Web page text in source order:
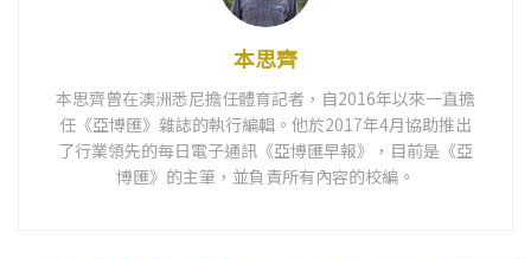
本思齊
本思齊曾在澳洲悉尼擔任體育記者，自2016年以來一直擔
任《亞博匯》雜誌的執行編輯。他於2017年4月協助推出
了行業領先的每日電子通訊《亞博匯早報》，目前是《亞
博匯》的主筆，並負責所有內容的校編。